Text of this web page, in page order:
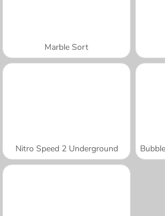
Marble Sort
Nitro Speed 2 Underground